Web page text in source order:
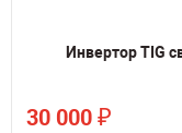
Инвертор TIG
30 000 ₽